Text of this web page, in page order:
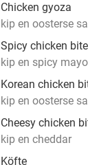
Chicken gyoza
kip en oosterse
Spicy chicken
kip en spicy mayo
Korean chicken
kip en oosterse
Cheesy chicken
kip en cheddar
Köfte